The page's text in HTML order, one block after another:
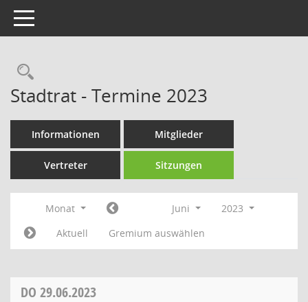
Toggle navigation
Rechercheauswahl
Stadtrat - Termine 2023
Informationen Mitglieder
Vertreter Sitzungen
Monat Juni
2023
Aktuell
Gremium auswählen
DO 29.06.2023